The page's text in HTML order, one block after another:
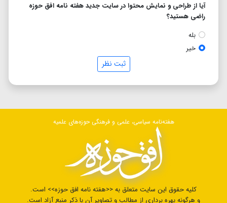
آیا از طراحی و نمایش محتوا در سایت جدید هفته نامه افق حوزه
راضی هستید؟
بله
خیر
ثبت نظر
هفته‌نامه سیاسی، علمی و فرهنگی حوزه‌های علمیه
کلیه حقوق این سایت متعلق به <<هفته نامه افق حوزه>> است.
و هرگونه بهره برداری از مطالب و تصاویر آن با ذکر منبع آزاد است.